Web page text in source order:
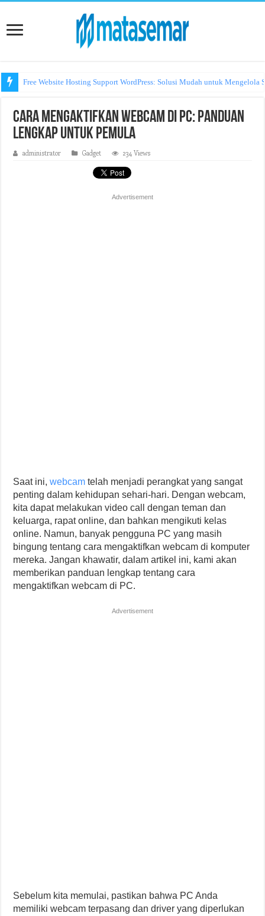
Free Website Hosting Support WordPress: Solusi Mudah untuk Mengelola
Cara Mengaktifkan Webcam di PC: Panduan
Lengkap untuk Pemula
administrator Gadget 234 Views
Advertisement
Saat ini,webcam telah menjadi perangkat yang sangat
penting dalam kehidupan sehari-hari. Dengan webcam,
kita dapat melakukan video call dengan teman dan
keluarga, rapat online, dan bahkan mengikuti kelas
online. Namun, banyak pengguna PC yang masih
bingung tentang cara mengaktifkan webcam di komputer
mereka. Jangan khawatir, dalam artikel ini, kami akan
memberikan panduan lengkap tentang cara
mengaktifkan webcam di PC.
Advertisement
Sebelum kita memulai, pastikan bahwa PC Anda
memiliki webcam terpasang dan driver yang diperlukan